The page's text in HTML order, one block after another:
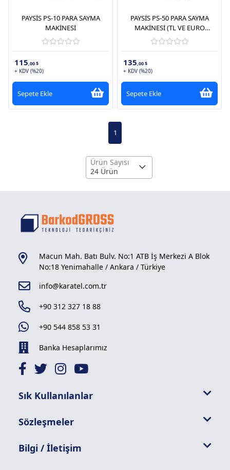
PAYSİS PS-10 PARA SAYMA
MAKİNESİ
115,00 $
+ KDV (%20)
Sepete Ekle
PAYSİS PS-50 PARA SAYMA
MAKİNESİ (TL VE EURO
KARIŞIK, DOLAR ADET SAYIM)
135,00 $
+ KDV (%20)
Sepete Ekle
1
Ürün Sayısı
24 Ürün
Macun Mah. Batı Bulv. No:1 ATB İş Merkezi A Blok
No:18 Yenimahalle / Ankara / Türkiye
info@karatel.com.tr
+90 312 327 18 88
+90 544 858 53 31
Banka Hesaplarımız
Sık Kullanılanlar
Sözleşmeler
Bilgi / İletişim